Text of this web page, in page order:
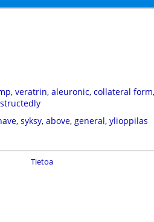
, veratrin, aleuronic, collateral form,
, syksy, above, general, ylioppilas
Tietoa